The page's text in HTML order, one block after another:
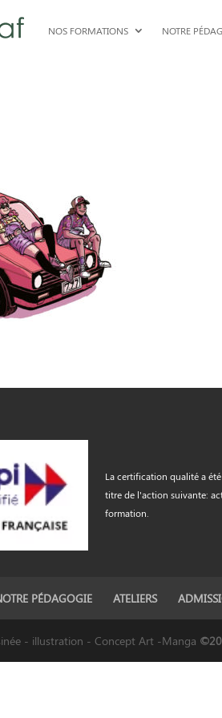
NOS FORMATIONS NOTRE
La certification qualité a
titre de l'action suivante:
formation.
PÉDAGOGIE ATELIERS
- illustration - Concept Art -Manga